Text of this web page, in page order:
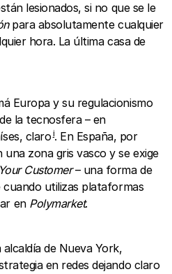
lesionados, si no que se le
para absolutamente cualquier
hora. La última casa de
Europa y su regulacionismo
la tecnosfera – en
claro i. En España, por
zona gris vasco y se exige
Customer– una forma de
utilizas plataformas
en Polymarket.
de Nueva York,
en redes dejando claro